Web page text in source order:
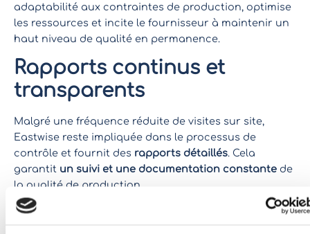
adaptabilité aux contraintes de production, optimise
les ressources et incite le fournisseur à maintenir un
haut niveau de qualité en permanence.
Rapports continus et
transparents
Malgré une fréquence réduite de visites sur site,
Eastwise reste impliquée dans le processus de
contrôle et fournit des rapports détaillés. Cela
garantit un suivi et une documentation constante de
la qualité de production.
Réduction des frais de